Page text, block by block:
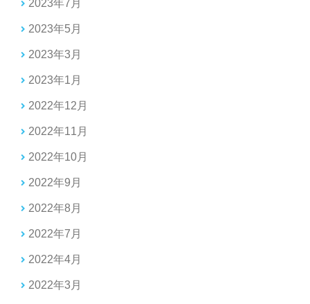
2023年7月
2023年5月
2023年3月
2023年1月
2022年12月
2022年11月
2022年10月
2022年9月
2022年8月
2022年7月
2022年4月
2022年3月